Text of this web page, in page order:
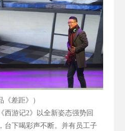
《差距》）
西游记2》以全新姿态强势回
台下喝彩声不断。并有员工子